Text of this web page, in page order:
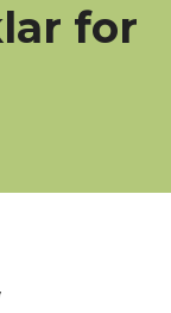
for